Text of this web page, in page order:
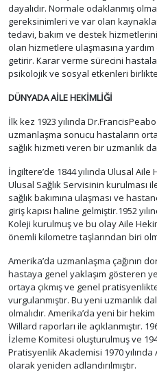
dayalıdır. Normale odaklanmış
gereksinimleri ve var olan
tedavi, bakım ve destek
olan hizmetlere ulaşmasına
getirir. Karar verme sürecini
psikolojik ve sosyal etkenleri
DÜNYADA AİLE HEKİMLİĞİ
İlk kez 1923 yılında
uzmanlaşma sonucu hastaların
sağlık hizmeti veren bir uzmanlık
İngiltere’de 1844 yılında Ulusal
Ulusal Sağlık Servisinin kurulması
sağlık bakımına ulaşması ve
giriş kapısı haline gelmiştir.1952
Koleji kurulmuş ve bu olay Aile
önemli kilometre taşlarından biri
Amerika’da uzmanlaşma çağının
hastaya genel yaklaşım gösteren
ortaya çıkmış ve genel
vurgulanmıştır. Bu yeni uzmanlık
olmalıdır. Amerika’da yeni bir
Willard raporları ile açıklanmıştır.
İzleme Komitesi oluşturulmuş ve
Pratisyenlik Akademisi 1970
olarak yeniden adlandırılmıştır.